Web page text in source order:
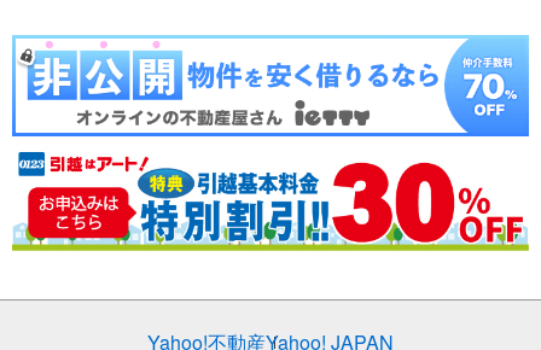
注文住宅 土地
売却査定
Yahoo!不動産Yahoo! JAPAN